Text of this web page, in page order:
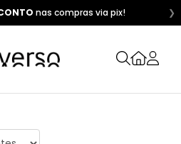
nas compras via pix! ❯